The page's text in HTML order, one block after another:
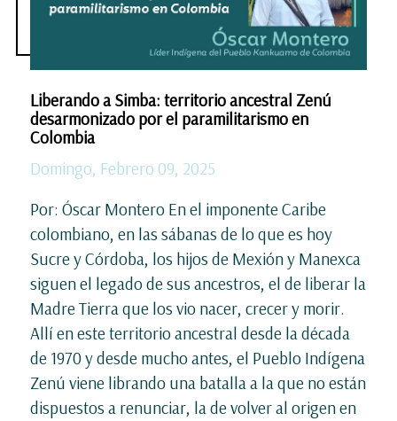
Liberando a Simba: territorio ancestral Zenú
desarmonizado por el paramilitarismo en
Colombia
Domingo, Febrero 09, 2025
Por: Óscar Montero En el imponente Caribe
colombiano, en las sábanas de lo que es hoy
Sucre y Córdoba, los hijos de Mexión y Manexca
siguen el legado de sus ancestros, el de liberar la
Madre Tierra que los vio nacer, crecer y morir.
Allí en este territorio ancestral desde la década
de 1970 y desde mucho antes, el Pueblo Indígena
Zenú viene librando una batalla a la que no están
dispuestos a renunciar, la de volver al origen en